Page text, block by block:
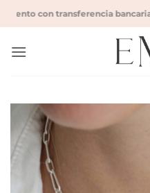
Saltar
al
con transferencia bancaria!|